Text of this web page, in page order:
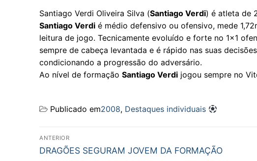
Santiago Verdi Oliveira Silva (Santiago Verdi) é atleta de
Santiago Verdi é médio defensivo ou ofensivo, mede
leitura de jogo. Tecnicamente evoluído e forte no 1×1
sempre de cabeça levantada e é rápido nas suas
condicionando a progressão do adversário.
Ao nível de formação Santiago Verdi jogou sempre no
Publicado em2008, Destaques individuais
Navegação
de
ANTERIOR
Previous
DRAGÕES SEGURAM JOVEM DA FORMAÇÃO